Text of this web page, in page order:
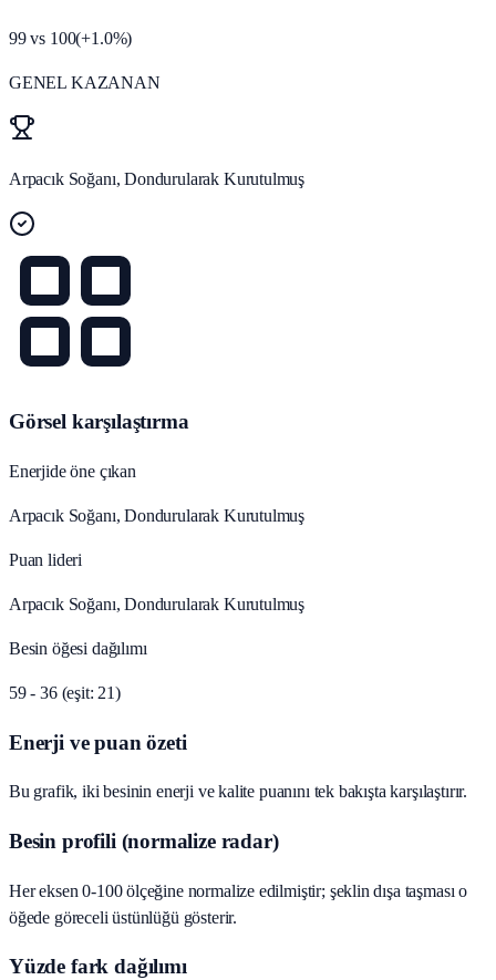
99vs 100(+1.0%)
GENEL KAZANAN
Arpacık Soğanı, Dondurularak Kurutulmuş
Görsel karşılaştırma
Enerjide öne çıkan
Arpacık Soğanı, Dondurularak Kurutulmuş
Puan lideri
Arpacık Soğanı, Dondurularak Kurutulmuş
Besin öğesi dağılımı
59 - 36 (eşit: 21)
Enerji ve puan özeti
Bu grafik, iki besinin enerji ve kalite puanını tek bakışta karşılaştırır.
Besin profili (normalize radar)
Her eksen 0-100 ölçeğine normalize edilmiştir; şeklin dışa taşması o
öğede göreceli üstünlüğü gösterir.
Yüzde fark dağılımı